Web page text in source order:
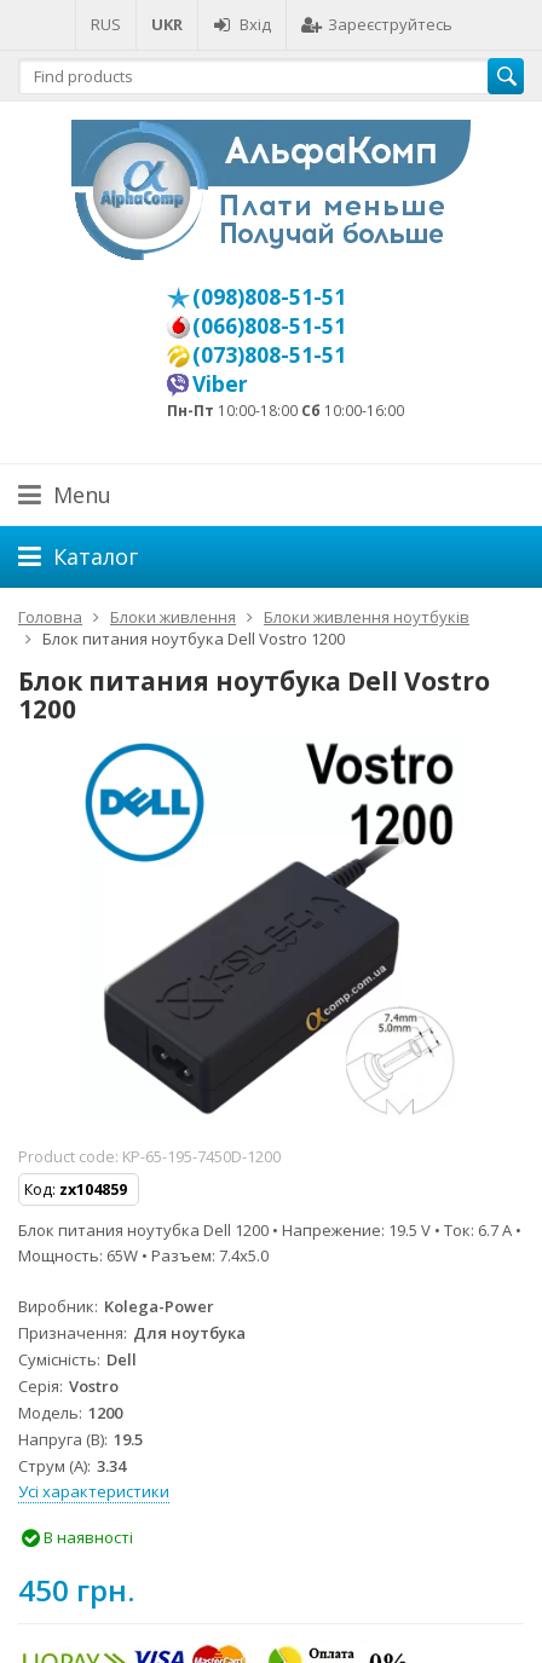
RUS UKR Вхід Зареєструйтесь
(098)808-51-51
(066)808-51-51
(073)808-51-51
Viber
Пн-Пт 10:00-18:00 Сб 10:00-16:00
Menu
Каталог
Головна Блоки живлення
Блоки живлення ноутбуків
Блок питания ноутбука Dell Vostro 1200
Блок питания ноутбука Dell Vostro
1200
Product code: KP-65-195-7450D-1200
Код: zx104859
Блок питания ноутубка Dell 1200 • Напрежение: 19.5 V • Ток: 6.7 A •
Мощность: 65W • Разъем: 7.4x5.0
Виробник Kolega-Power
Призначення Для ноутбука
Сумісність Dell
Серія Vostro
Модель 1200
Напруга (В) 19.5
Струм (А) 3.34
Усі характеристики
В наявності
450 грн.